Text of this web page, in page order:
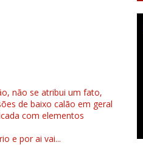
não se atribui um fato,
de baixo calão em geral
com elementos
e por ai vai...